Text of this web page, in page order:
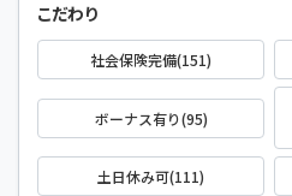
こだわり
社会保険完備(151)
ボーナス有り(95)
土日休み可(111)